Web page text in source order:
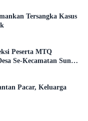
Tersangka Kasus
Peserta MTQ
Se-Kecamatan Sungai
Pacar, Keluarga